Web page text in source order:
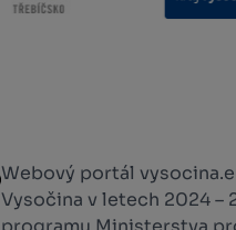
Webový portál
Vysočina v letech 2024